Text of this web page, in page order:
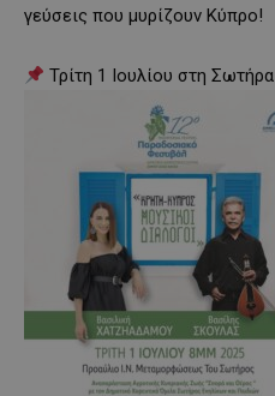
γεύσεις που μυρίζουν Κύπρο!
Τρίτη 1 Ιουλίου στη